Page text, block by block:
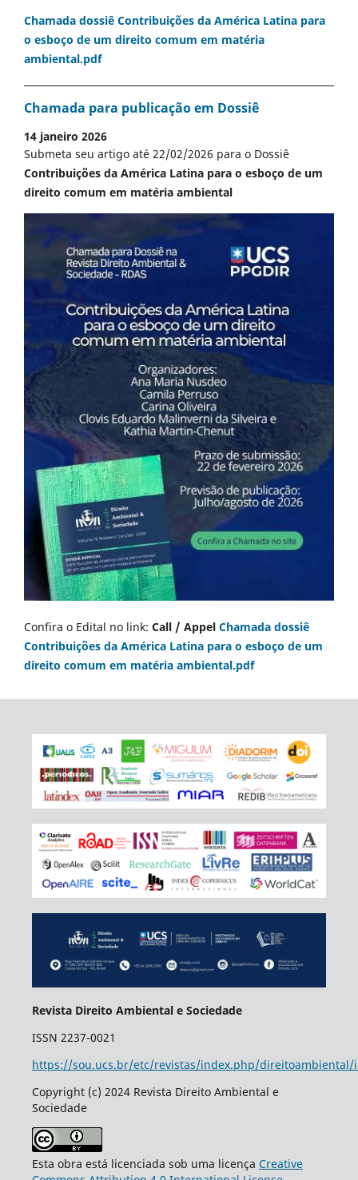
Chamada dossiê Contribuições da América Latina para
o esboço de um direito comum em matéria
ambiental.pdf
Chamada para publicação em Dossiê
14 janeiro 2026
Submeta seu artigo até 22/02/2026 para o Dossiê
Contribuições da América Latina para o esboço de um
direito comum em matéria ambiental
Confira o Edital no link: Call / Appel Chamada dossiê
Contribuições da América Latina para o esboço de um
direito comum em matéria ambiental.pdf
Revista Direito Ambiental e Sociedade
ISSN 2237-0021
https://sou.ucs.br/etc/revistas/index.php/direitoambiental/
Copyright (c) 2024 Revista Direito Ambiental e
Sociedade
Esta obra está licenciada sob uma licença Creative